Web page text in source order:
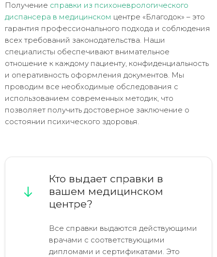
Получение справки из психоневрологического
диспансера в медицинском центре «Благодок» – это
гарантия профессионального подхода и соблюдения
всех требований законодательства. Наши
специалисты обеспечивают внимательное
отношение к каждому пациенту, конфиденциальность
и оперативность оформления документов. Мы
проводим все необходимые обследования с
использованием современных методик, что
позволяет получить достоверное заключение о
состоянии психического здоровья.
Кто выдает справки в
вашем медицинском
центре?
Все справки выдаются действующими
врачами с соответствующими
дипломами и сертификатами. Это